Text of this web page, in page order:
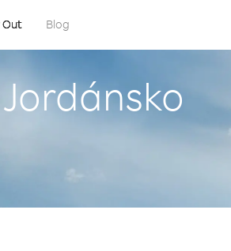
Out Blog